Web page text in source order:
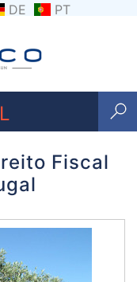
DE PT
Fiscal